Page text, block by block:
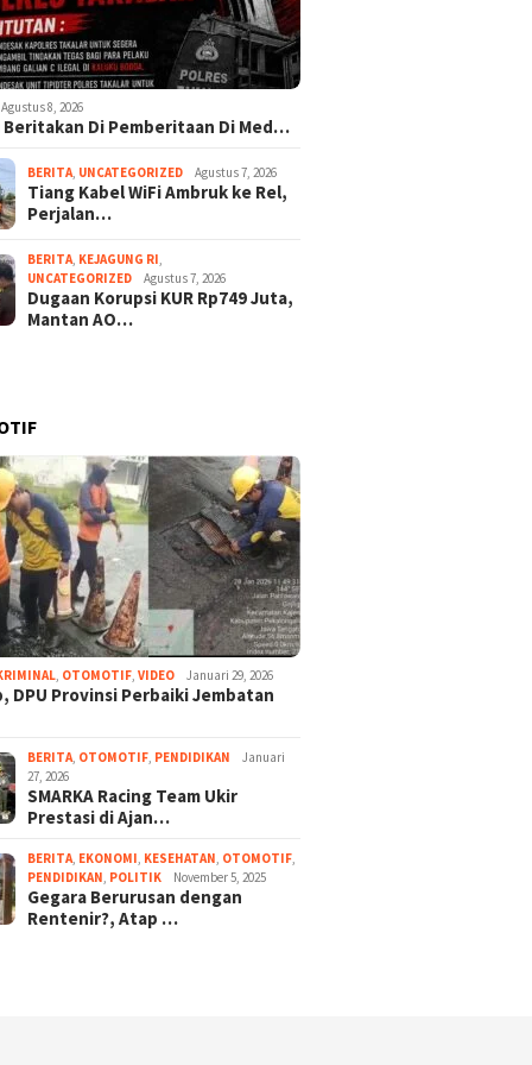
Agustus 8, 2026
Beritakan Di Pemberitaan Di Med…
BERITA UNCATEGORIZED Agustus 7, 2026
Tiang Kabel WiFi Ambruk ke Rel,
Perjalan…
BERITA KEJAGUNG RI
UNCATEGORIZED
Agustus 7, 2026
Dugaan Korupsi KUR Rp749 Juta,
Mantan AO…
OTOMOTIF ,VIDEO Januari 29, 2026
DPU Provinsi Perbaiki Jembatan
BERITA OTOMOTIF PENDIDIKAN
Januari
27, 2026
SMARKA Racing Team Ukir
Prestasi di Ajan…
BERITA EKONOMI KESEHATAN OTOMOTIF
PENDIDIKAN POLITIK November 5, 2025
Gegara Berurusan dengan
Rentenir?, Atap …